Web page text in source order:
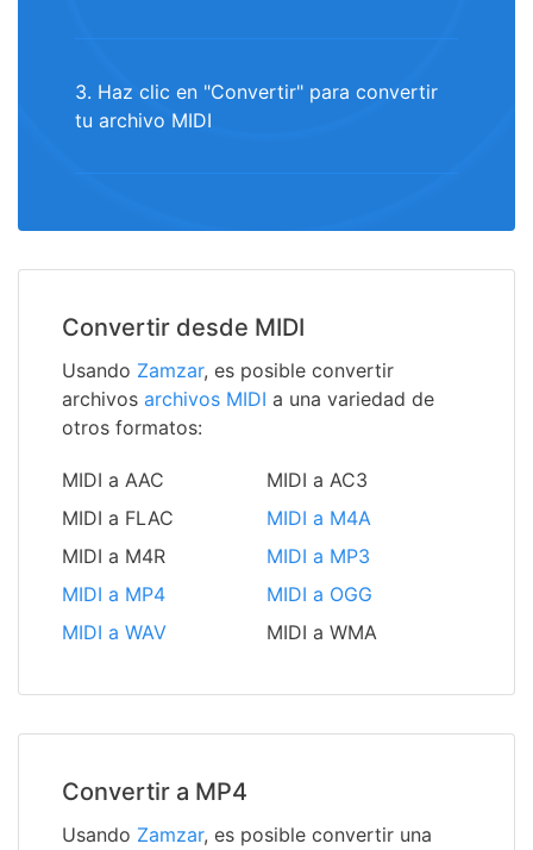
3. Haz clic en "Convertir" para convertir
tu archivo MIDI
Convertir desde MIDI
Usando Zamzar, es posible convertir
archivos archivos MIDI a una variedad de
otros formatos:
MIDI a AAC
MIDI a AC3
MIDI a FLAC
MIDI a M4A
MIDI a M4R
MIDI a MP3
MIDI a MP4
MIDI a OGG
MIDI a WAV
MIDI a WMA
Convertir a MP4
Usando Zamzar, es posible convertir una